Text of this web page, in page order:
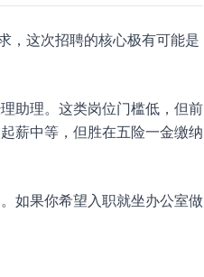
，这次招聘的核心极有可能是
助理。这类岗位门槛低，但前
薪中等，但胜在五险一金缴纳
如果你希望入职就坐办公室做